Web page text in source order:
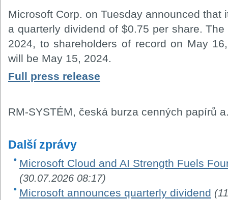
Microsoft Corp. on Tuesday announced that
a quarterly dividend of $0.75 per share.
2024, to shareholders of record on May
will be May 15, 2024.
Full press release
RM-SYSTÉM, česká burza cenných papírů
Další zprávy
Microsoft Cloud and AI Strength Fuels
(30.07.2026 08:17)
Microsoft announces quarterly dividend